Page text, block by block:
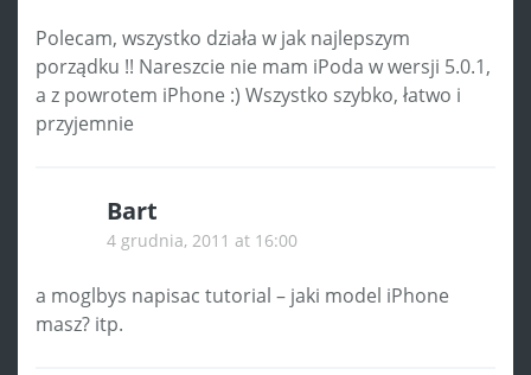
Polecam, wszystko działa w jak najlepszym
porządku !! Nareszcie nie mam iPoda w wersji 5.0.1,
a z powrotem iPhone :) Wszystko szybko, łatwo i
przyjemnie
Bart
4 grudnia, 2011 at 16:00
a moglbys napisac tutorial – jaki model iPhone
masz? itp.